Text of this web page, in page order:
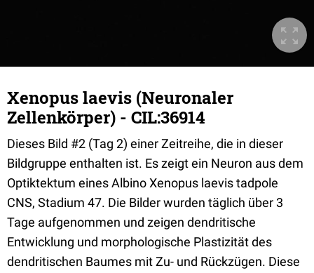
Xenopus laevis (Neuronaler
Zellenkörper) - CIL:36914
Dieses Bild #2 (Tag 2) einer Zeitreihe, die in dieser
Bildgruppe enthalten ist. Es zeigt ein Neuron aus dem
Optiktektum eines Albino Xenopus laevis tadpole
CNS, Stadium 47. Die Bilder wurden täglich über 3
Tage aufgenommen und zeigen dendritische
Entwicklung und morphologische Plastizität des
dendritischen Baumes mit Zu- und Rückzügen. Diese